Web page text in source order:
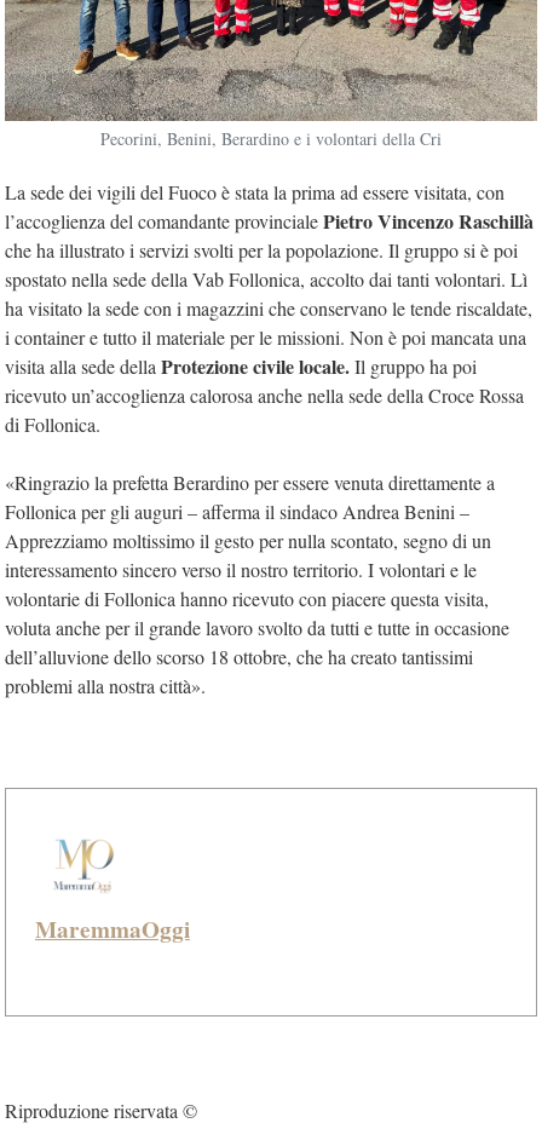
Pecorini, Benini, Berardino e i volontari della Cri
La sede dei vigili del Fuoco è stata la prima ad essere visitata, con
l’accoglienza del comandante provincialePietro Vincenzo Raschillà
che ha illustrato i servizi svolti per la popolazione. Il gruppo si è poi
spostato nella sede della Vab Follonica, accolto dai tanti volontari. Lì
ha visitato la sede con i magazzini che conservano le tende riscaldate,
i container e tutto il materiale per le missioni. Non è poi mancata una
visita alla sede della Protezione civile locale.Il gruppo ha poi
ricevuto un’accoglienza calorosa anche nella sede della Croce Rossa
di Follonica.
«Ringrazio la prefetta Berardino per essere venuta direttamente a
Follonica per gli auguri – afferma il sindaco Andrea Benini –
Apprezziamo moltissimo il gesto per nulla scontato, segno di un
interessamento sincero verso il nostro territorio. I volontari e le
volontarie di Follonica hanno ricevuto con piacere questa visita,
voluta anche per il grande lavoro svolto da tutti e tutte in occasione
dell’alluvione dello scorso 18 ottobre, che ha creato tantissimi
problemi alla nostra città».
MaremmaOggi
Riproduzione riservata ©